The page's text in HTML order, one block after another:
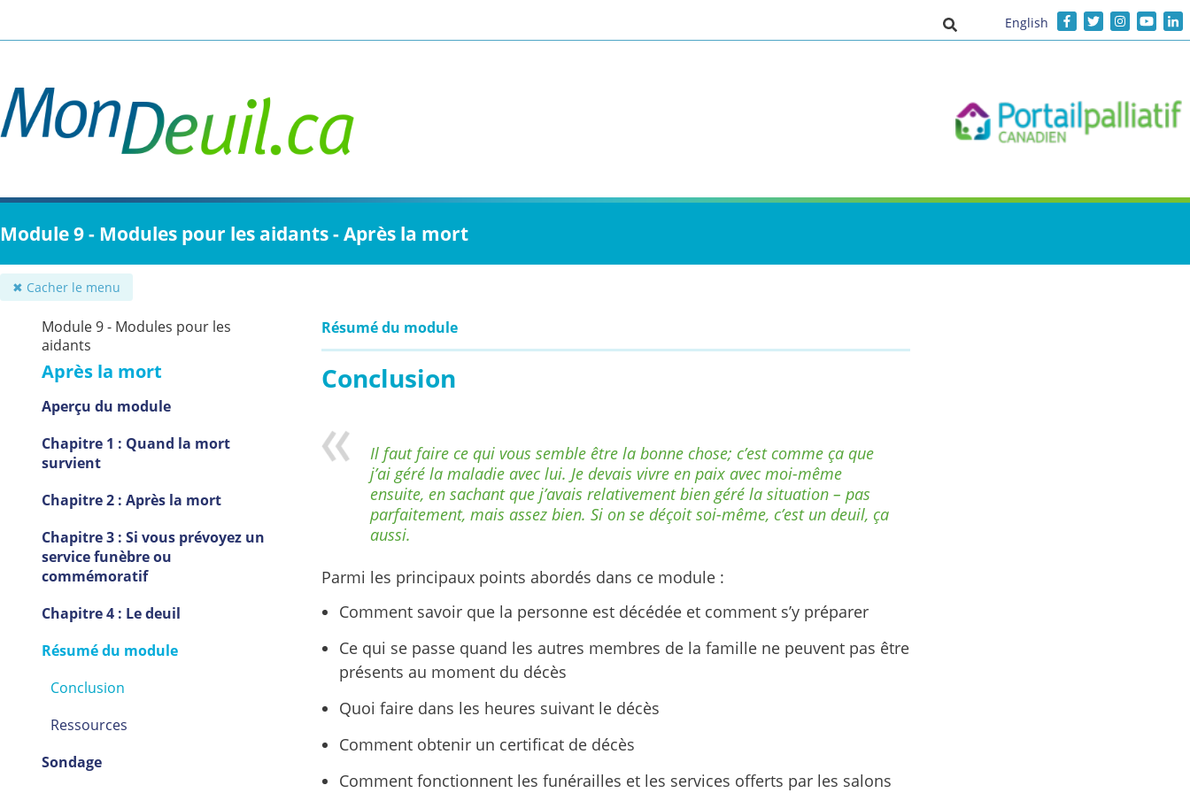
contenu
Activer/désactiver la saisie de
English
Module 9 - Modules pour les aidants - Après la mort
✖ Cacher le menu
Module 9 - Modules pour les
aidants
Après la mort
Aperçu du module
Chapitre 1 : Quand la mort
survient
Chapitre 2 : Après la mort
Chapitre 3 : Si vous prévoyez un
service funèbre ou
commémoratif
Chapitre 4 : Le deuil
Résumé du module
Conclusion
Ressources
Sondage
Résumé du module
Conclusion
Il faut faire ce qui vous semble être la bonne chose; c’est comme ça que
j’ai géré la maladie avec lui. Je devais vivre en paix avec moi-même
ensuite, en sachant que j’avais relativement bien géré la situation – pas
parfaitement, mais assez bien. Si on se déçoit soi-même, c’est un deuil, ça
aussi.
Parmi les principaux points abordés dans ce module :
Comment savoir que la personne est décédée et comment s’y préparer
Ce qui se passe quand les autres membres de la famille ne peuvent pas être
présents au moment du décès
Quoi faire dans les heures suivant le décès
Comment obtenir un certificat de décès
Comment fonctionnent les funérailles et les services offerts par les salons